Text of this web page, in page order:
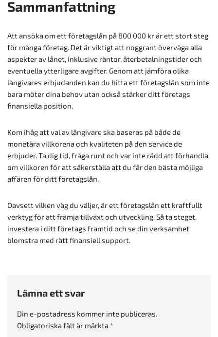
Sammanfattning
Att ansöka om ett företagslån på 800 000 kr är ett stort steg
för många företag. Det är viktigt att noggrant överväga alla
aspekter av lånet, inklusive räntor, återbetalningstider och
eventuella ytterligare avgifter. Genom att jämföra olika
långivares erbjudanden kan du hitta ett företagslån som inte
bara möter dina behov utan också stärker ditt företags
finansiella position.
Kom ihåg att val av långivare ska baseras på både de
monetära villkorena och kvaliteten på den service de
erbjuder. Ta dig tid, fråga runt och var inte rädd att förhandla
om villkoren för att säkerställa att du får den bästa möjliga
affären för ditt företagslån.
Oavsett vilken väg du väljer, är ett företagslån ett kraftfullt
verktyg för att främja tillväxt och utveckling. Så ta steget,
investera i ditt företags framtid och se din verksamhet
blomstra med rätt finansiell support.
Lämna ett svar
Din e-postadress kommer inte publiceras.
Obligatoriska fält är märkta *